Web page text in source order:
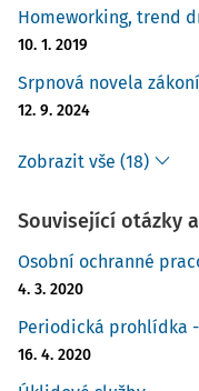
Homeworking, trend
10. 1. 2019
Srpnová novela
12. 9. 2024
Zobrazit vše (18)
Související otázky
Osobní ochranné
4. 3. 2020
Periodická prohlídka
16. 4. 2020